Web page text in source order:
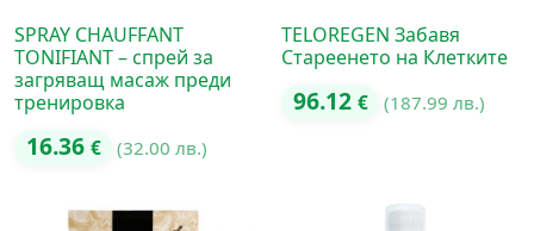
SPRAY CHAUFFANT
TONIFIANT – спрей за
загряващ масаж преди
тренировка
16.36 € (32.00 лв.)
TELOREGEN Забавя
Стареенето на Клетките
96.12 € (187.99 лв.)